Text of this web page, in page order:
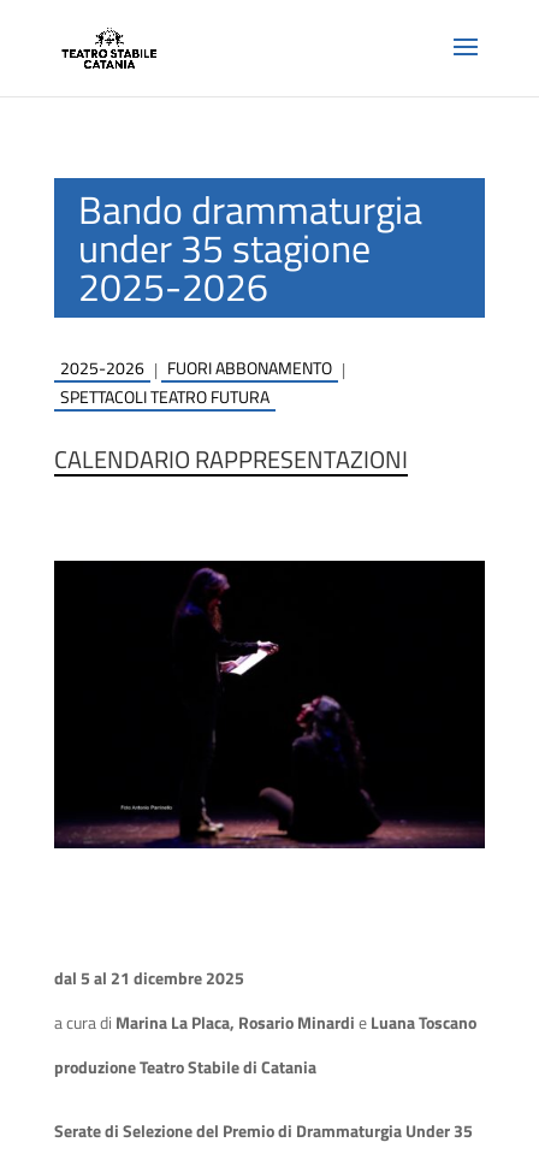
Bando drammaturgia
under 35 stagione
2025-2026
2025-2026 | FUORI ABBONAMENTO |
SPETTACOLI TEATRO FUTURA
CALENDARIO RAPPRESENTAZIONI
dal 5 al 21 dicembre 2025
a cura di Marina La Placa, Rosario MinardieLuana Toscano
produzione Teatro Stabile di Catania
Serate di Selezione del Premio di Drammaturgia Under 35